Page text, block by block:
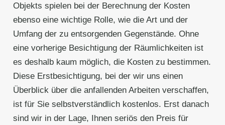
Objekts spielen bei der Berechnung der Kosten
ebenso eine wichtige Rolle, wie die Art und der
Umfang der zu entsorgenden Gegenstände. Ohne
eine vorherige Besichtigung der Räumlichkeiten ist
es deshalb kaum möglich, die Kosten zu bestimmen.
Diese Erstbesichtigung, bei der wir uns einen
Überblick über die anfallenden Arbeiten verschaffen,
ist für Sie selbstverständlich kostenlos. Erst danach
sind wir in der Lage, Ihnen seriös den Preis für